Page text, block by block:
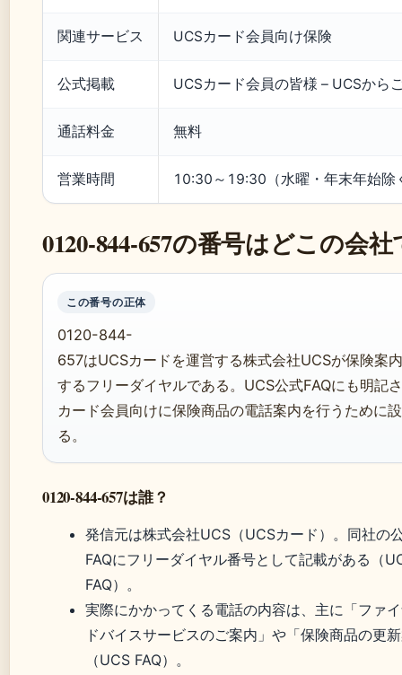
関連サービス UCSカード会員向け保険
公式掲載 UCSカード会員の皆様 – UCSから
通話料金 無料
営業時間 10:30～19:30（水曜・年末年始除
0120-844-657の番号はどこの会
この番号の正体
0120-844-
657はUCSカードを運営する株式会社UCSが保険案
するフリーダイヤルである。UCS公式FAQにも明記
カード会員向けに保険商品の電話案内を行うために
る。
0120-844-657は誰？
発信元は株式会社UCS（UCSカード）。同社の
FAQにフリーダイヤル番号として記載がある（
FAQ）。
実際にかかってくる電話の内容は、主に「ファ
ドバイスサービスのご案内」や「保険商品の更
（UCS FAQ）。